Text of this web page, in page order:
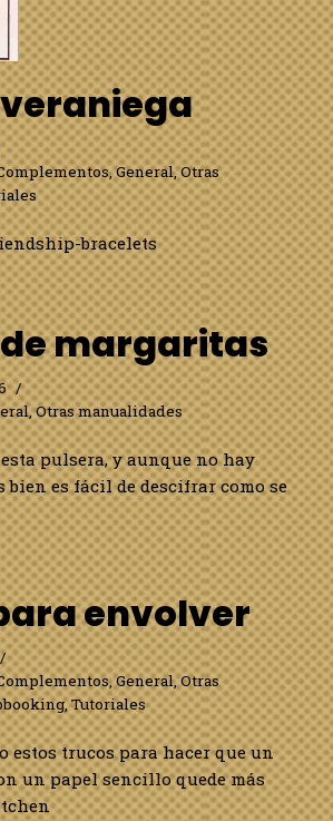
,General,Otras
bracelets
margaritas
,Otras manualidades
pulsera, y aunque no hay
es fácil de descifrar como se
envolver
,General,Otras
,Tutoriales
estos trucos para hacer que un
un papel sencillo quede más